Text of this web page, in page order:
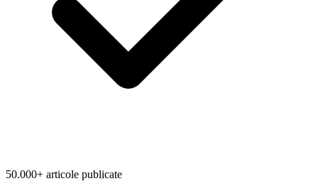
50.000+ articole publicate